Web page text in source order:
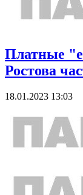
Платные
Ростова
18.01.2023 13:03